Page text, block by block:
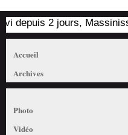
2 jours,
Accueil
Archives
Photo
Vidéo